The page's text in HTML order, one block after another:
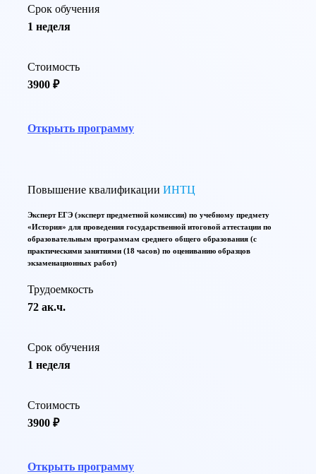
Срок обучения
1 неделя
Стоимость
3900 ₽
Открыть программу
Повышение квалификации ИНТЦ
Эксперт ЕГЭ (эксперт предметной комиссии) по учебному предмету
«История» для проведения государственной итоговой аттестации по
образовательным программам среднего общего образования (с
практическими занятиями (18 часов) по оцениванию образцов
экзаменационных работ)
Трудоемкость
72 ак.ч.
Срок обучения
1 неделя
Стоимость
3900 ₽
Открыть программу